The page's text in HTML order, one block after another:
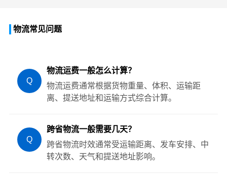
物流常见问题
Q
物流运费一般怎么计算？
物流运费通常根据货物重量、体积、运输距
离、提送地址和运输方式综合计算。
Q
跨省物流一般需要几天？
跨省物流时效通常受运输距离、发车安排、中
转次数、天气和提送地址影响。